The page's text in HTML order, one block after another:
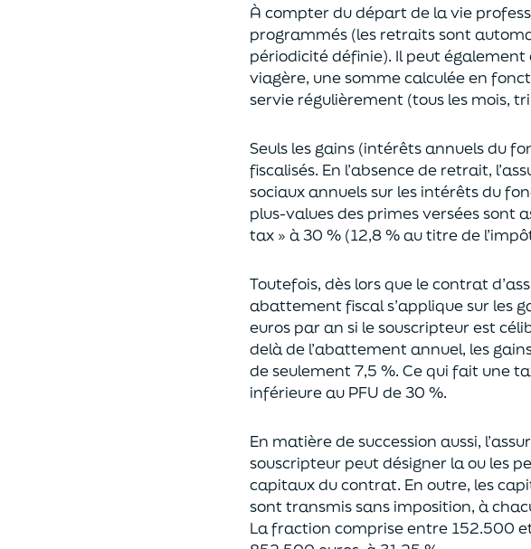
À compter du départ de la vie
programmés (les retraits sont
périodicité définie). Il peut également
viagère, une somme calculée en
servie régulièrement (tous les mois,
Seuls les gains (intérêts annuels du
fiscalisés. En l’absence de retrait,
sociaux annuels sur les intérêts du
plus-values des primes verséessont
tax » à 30 % (12,8 % au titre de
Toutefois, dès lors que le contrat
abattement fiscal s’applique sur les
euros par an si le souscripteurest
delàde l’abattement annuel, les
de seulement 7,5 %. Ce qui fait une
inférieure au PFU de 30 %.
En matière de succession aussi,
souscripteur peut désigner la ou les
capitaux du contrat. En outre, les
sont transmis sans imposition, à
La fraction comprise entre 152.500